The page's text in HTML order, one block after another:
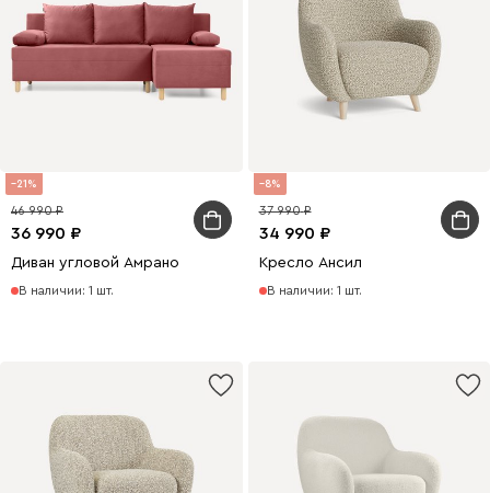
21
36 990
46 990
Диван угловой Амрано
В наличии: 1 шт.
8
34 990
37 990
Кресло Ансил
В наличии: 1 шт.